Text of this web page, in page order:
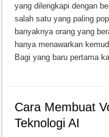
yang dilengkapi dengan
salah satu yang paling
banyaknya orang yang
hanya menawarkan
Bagi yang baru pertama
Cara Membuat
Teknologi AI